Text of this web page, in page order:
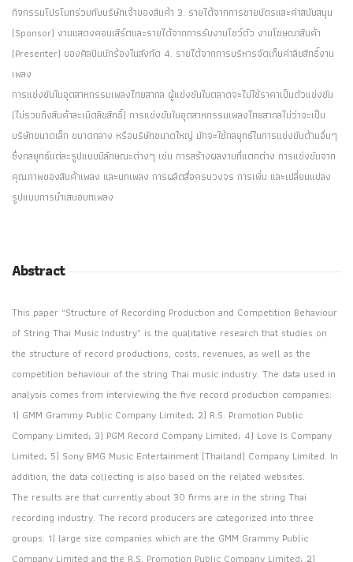
กิจกรรมโปรโมทร่วมกับบริษัทเจ้าของสินค้า 3. รายได้จากการขายบัตรและค่าสนับสนุน
(Sponsor) งานแสดงคอนเสิร์ตและรายได้จากการรับงานโชว์ตัว งานโฆษณาสินค้า
(Presenter) ของศิลปินนักร้องในสังกัด 4. รายได้จากการบริหารจัดเก็บค่าลิขสิทธิ์งาน
เพลง
การแข่งขันในอุตสาหกรรมเพลงไทยสากล ผู้แข่งขันในตลาดจะไม่ใช้ราคาเป็นตัวแข่งขัน
(ไม่รวมถึงสินค้าละเมิดลิขสิทธิ์) การแข่งขันในอุตสาหกรรมเพลงไทยสากลไม่ว่าจะเป็น
บริษัทขนาดเล็ก ขนาดกลาง หรือบริษัทขนาดใหญ่ มักจะใช้กลยุทธ์ในการแข่งขันด้านอื่นๆ
ซึ่งกลยุทธ์แต่ละรูปแบบมีลักษณะต่างๆ เช่น การสร้างผลงานที่แตกต่าง การแข่งขันจาก
คุณภาพของสินค้าเพลง และบทเพลง การผลิตสื่อครบวงจร การเพิ่ม และเปลี่ยนแปลง
รูปแบบการนำเสนอบทเพลง
Abstract
This paper “Structure of Recording Production and Competition Behaviour
of String Thai Music Industry” is the qualitative research that studies on
the structure of record productions, costs, revenues, as well as the
competition behaviour of the string Thai music industry. The data used in
analysis comes from interviewing the five record production companies:
1) GMM Grammy Public Company Limited; 2) R.S. Promotion Public
Company Limited; 3) PGM Record Company Limited; 4) Love Is Company
Limited; 5) Sony BMG Music Entertainment (Thailand) Company Limited. In
addition, the data collecting is also based on the related websites.
The results are that currently about 30 firms are in the string Thai
recording industry. The record producers are categorized into three
groups: 1) large size companies which are the GMM Grammy Public
Company Limited and the R.S. Promotion Public Company Limited; 2)